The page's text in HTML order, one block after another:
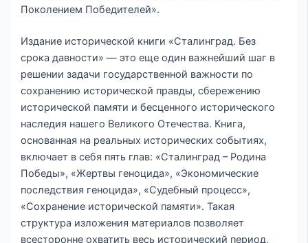
Поколением Победителей».
Издание исторической книги «Сталинград. Без
срока давности» — это еще один важнейший шаг в
решении задачи государственной важности по
сохранению исторической правды, сбережению
исторической памяти и бесценного исторического
наследия нашего Великого Отечества. Книга,
основанная на реальных исторических событиях,
включает в себя пять глав: «Сталинград – Родина
Победы», «Жертвы геноцида», «Экономические
последствия геноцида», «Судебный процесс»,
«Сохранение исторической памяти». Такая
структура изложения материалов позволяет
всесторонне охватить весь исторический период,